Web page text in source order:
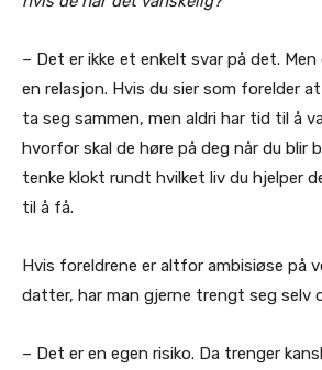
– Det er ikke et enkelt svar på det.
en relasjon. Hvis du sier som forelder
ta seg sammen, men aldri har tid til å
hvorfor skal de høre på deg når du blir
tenke klokt rundt hvilket liv du hjelper
til å få.
Hvis foreldrene er altfor ambisiøse på
datter, har man gjerne trengt seg selv
– Det er en egen risiko. Da trenger